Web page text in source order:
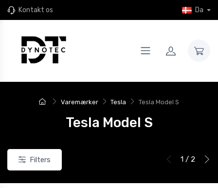
Kontakt os Da
Varemærker Tesla Tesla Model S
Tesla Model S
Filters 1 / 2